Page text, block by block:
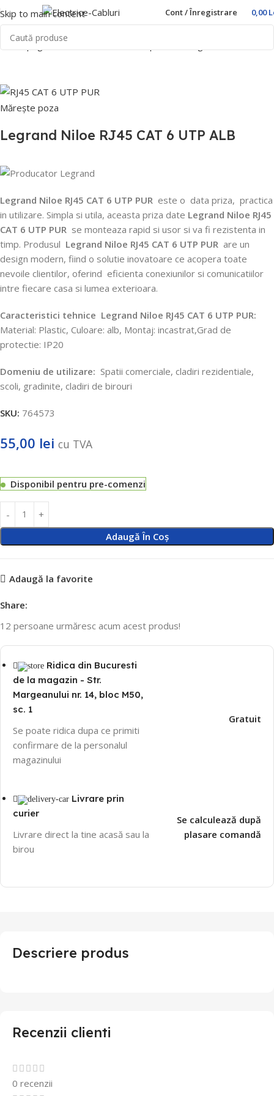
Skip to main content Cont / Înregistrare 0,00
Prima pagină
Mărește poza
Legrand Niloe RJ45 CAT 6 UTP ALB
Legrand Niloe RJ45 CAT 6 UTP PUR este o data priza, practica
in utilizare. Simpla si utila, aceasta priza date Legrand Niloe RJ45
CAT 6 UTP PUR se monteaza rapid si usor si va fi rezistenta in
timp. Produsul Legrand Niloe RJ45 CAT 6 UTP PUR are un
design modern, fiind o solutie inovatoare ce acopera toate
nevoile clientilor, oferind eficienta conexiunilor si comunicatiilor
intre fiecare casa si lumea exterioara.
Caracteristici tehnice Legrand Niloe RJ45 CAT 6 UTP PUR:
Material: Plastic, Culoare: alb, Montaj: incastrat,Grad de
protectie: IP20
Domeniu de utilizare: Spatii comerciale, cladiri rezidentiale,
scoli, gradinite, cladiri de birouri
SKU: 764573
55,00 lei cu TVA
Disponibil pentru pre-comenzi
Adaugă În Coș
Adaugă la favorite
Share:
12 persoane urmăresc acum acest produs!
Ridica din Bucuresti
de la magazin - Str.
Margeanului nr. 14, bloc M50,
sc. 1
Se poate ridica dupa ce primiti
confirmare de la personalul
magazinului
Gratuit
Livrare prin
curier
Livrare direct la tine acasă sau la
birou
Se calculează după
plasare comandă
Descriere produs
Recenzii clienti
0 recenzii